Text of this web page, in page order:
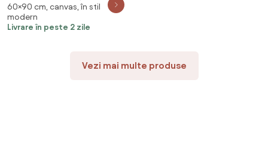
(90x60 cm)
60×90 cm, canvas, în stil
modern
Livrare în peste 2 zile
Vezi mai multe produse